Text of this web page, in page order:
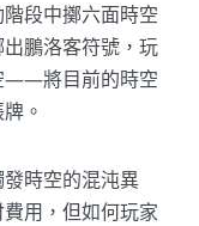
段中擲六面時空
鵬洛客符號，玩
——將目前的時空
。
時空的混沌異
用，但如何玩家